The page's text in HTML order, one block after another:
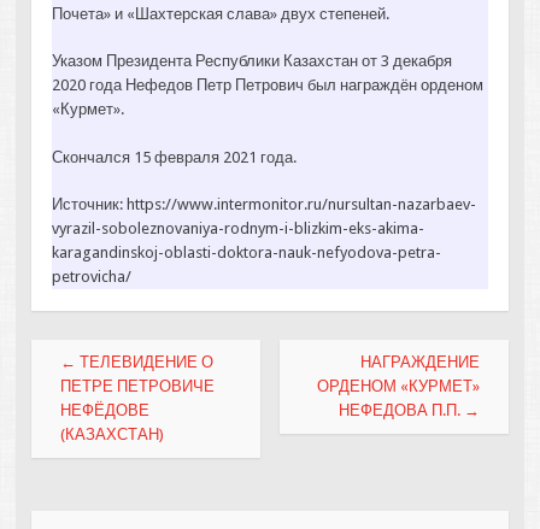
Почета» и «Шахтерская слава» двух степеней.
Указом Президента Республики Казахстан от 3 декабря
2020 года Нефедов Петр Петрович был награждён орденом
«Курмет».
Скончался 15 февраля 2021 года.
Источник: https://www.intermonitor.ru/nursultan-nazarbaev-
vyrazil-soboleznovaniya-rodnym-i-blizkim-eks-akima-
karagandinskoj-oblasti-doktora-nauk-nefyodova-petra-
petrovicha/
navigation
← ТЕЛЕВИДЕНИЕ О
ПЕТРЕ ПЕТРОВИЧЕ
НЕФЁДОВЕ
(КАЗАХСТАН)
НАГРАЖДЕНИЕ
ОРДЕНОМ «КУРМЕТ»
НЕФЕДОВА П.П. →